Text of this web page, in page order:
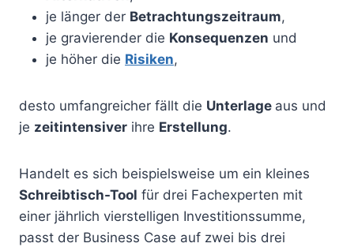
je länger der Betrachtungszeitraum,
je gravierender die Konsequenzen und
je höher die Risiken,
desto umfangreicher fällt die Unterlage aus und
je zeitintensiver ihre Erstellung.
Handelt es sich beispielsweise um ein kleines
Schreibtisch-Tool für drei Fachexperten mit
einer jährlich vierstelligen Investitionssumme,
passt der Business Case auf zwei bis drei